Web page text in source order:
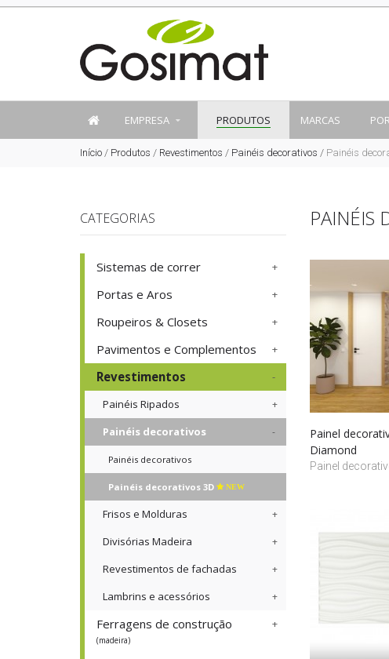
EMPRESA PRODUTOS MARCAS
Início / Produtos / Revestimentos / Painéis decorativos / Painéis
CATEGORIAS
Sistemas de correr
Portas e Aros
Roupeiros & Closets
Pavimentos e Complementos
Revestimentos
Painéis Ripados
Painéis decorativos
Painéis decorativos
Painéis decorativos 3D NEW
Frisos e Molduras
Divisórias Madeira
Revestimentos de fachadas
Lambrins e acessórios
Ferragens de construção
(madeira)
PAINÉIS
Painel
Diamond
Painel